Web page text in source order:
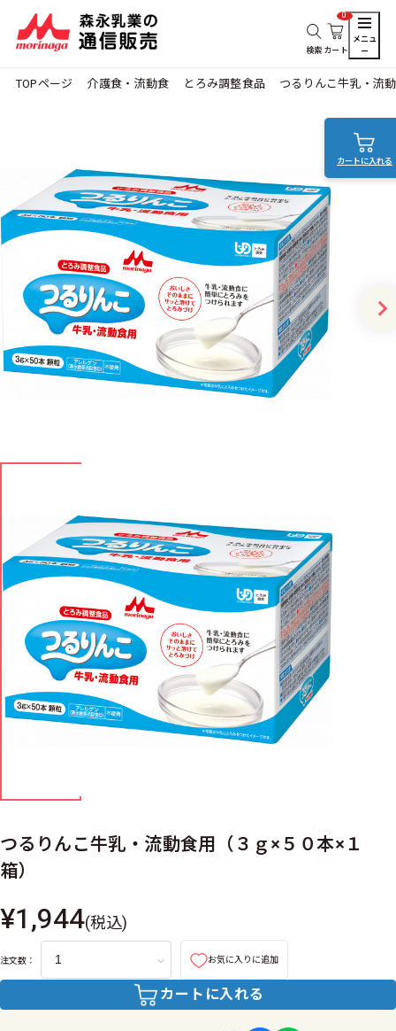
検索 カート
0
メニュ
ー
TOPページ 介護食・流動食 とろみ調整食品 つるりんこ牛乳・流
カートに入れる
つるりんこ牛乳・流動食用（３ｇ×５０本×１
箱）
¥1,944(税込)
注文数： お気に入りに追加
カートに入れる